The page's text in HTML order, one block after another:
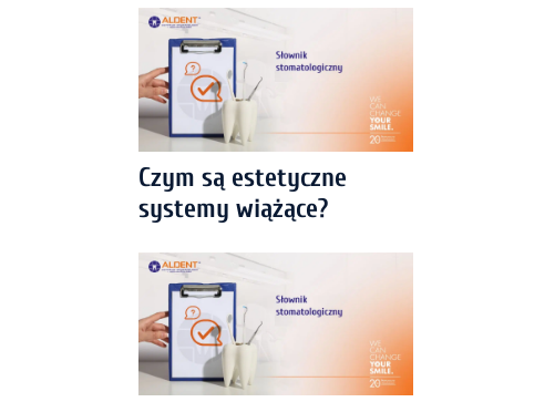
Czym są estetyczne
systemy wiążące?